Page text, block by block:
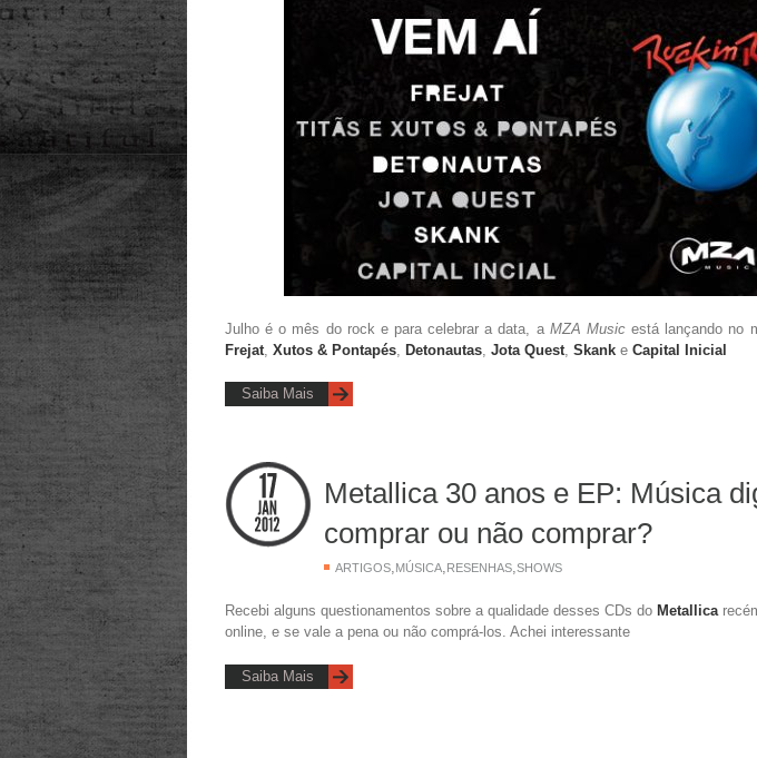
Julho é o mês do rock e para celebrar a data, a MZA Musicestá lançando no
Frejat Xutos & Pontapés Detonautas Jota Quest Skank e Capital Inicial
Saiba Mais
Metallica 30 anos e EP: Música
comprar ou não comprar?
ARTIGOS, MÚSICA, RESENHAS,SHOWS
Recebi alguns questionamentos sobre a qualidade desses CDs do Metallica
online, e se vale a pena ou não comprá-los. Achei interessante
Saiba Mais